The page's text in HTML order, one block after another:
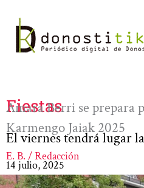
contenido
Fiestas
Amara Berri se prepara
Karmengo Jaiak 2025
El viernes tendrá lugar
E. B. / Redacción
14 julio, 2025